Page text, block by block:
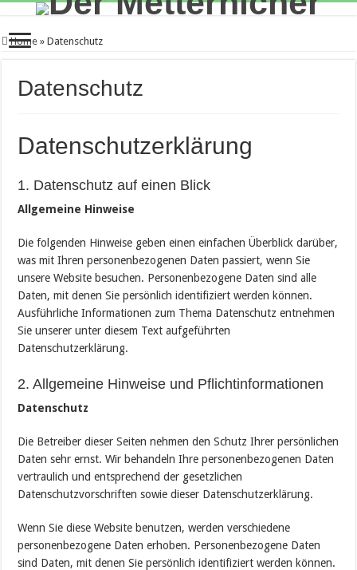
Home » Datenschutz
Datenschutz
Datenschutzerklärung
1. Datenschutz auf einen Blick
Allgemeine Hinweise
Die folgenden Hinweise geben einen einfachen Überblick darüber,
was mit Ihren personenbezogenen Daten passiert, wenn Sie
unsere Website besuchen. Personenbezogene Daten sind alle
Daten, mit denen Sie persönlich identifiziert werden können.
Ausführliche Informationen zum Thema Datenschutz entnehmen
Sie unserer unter diesem Text aufgeführten
Datenschutzerklärung.
2. Allgemeine Hinweise und Pflichtinformationen
Datenschutz
Die Betreiber dieser Seiten nehmen den Schutz Ihrer persönlichen
Daten sehr ernst. Wir behandeln Ihre personenbezogenen Daten
vertraulich und entsprechend der gesetzlichen
Datenschutzvorschriften sowie dieser Datenschutzerklärung.
Wenn Sie diese Website benutzen, werden verschiedene
personenbezogene Daten erhoben. Personenbezogene Daten
sind Daten, mit denen Sie persönlich identifiziert werden können.